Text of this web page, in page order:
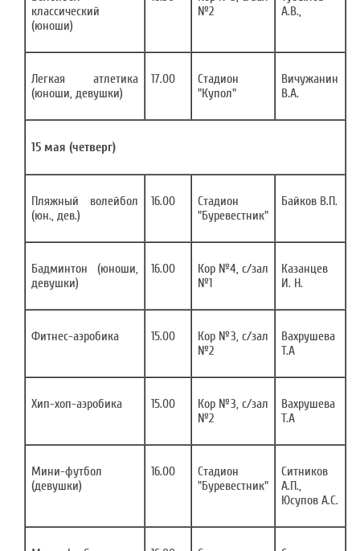
классический
(юноши)
№2
А.В.,
Легкая атлетика
(юноши, девушки)
17.00
Стадион
"Купол"
Вичужанин
В.А.
15 мая (четверг)
Пляжный волейбол
(юн., дев.)
16.00
Стадион
"Буревестник"
Байков В.П.
Бадминтон (юноши,
девушки)
16.00
Кор №4, с/зал
№1
Казанцев
И. Н.
Фитнес-аэробика 15.00
Кор №3, с/зал
№2
Вахрушева
Т.А
Хип-хоп-аэробика 15.00
Кор №3, с/зал
№2
Вахрушева
Т.А
Мини-футбол
(девушки)
16.00
Стадион
"Буревестник"
Ситников
А.П.,
Юсупов А.С.